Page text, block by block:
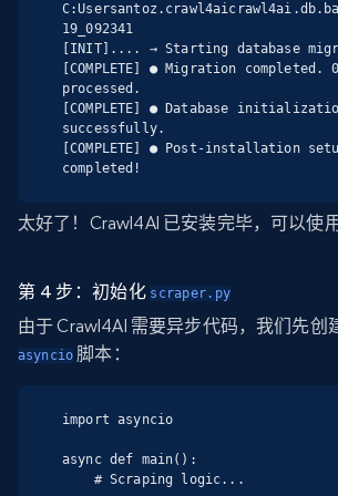
19_092341
[INIT].... → Starting database
[COMPLETE] ● Migration completed.
processed.
[COMPLETE] ● Database
successfully.
[COMPLETE] ● Post-installation
completed!
太好了！Crawl4AI 已安装完毕，可以使用
第 4 步：初始化 scraper.py
由于 Crawl4AI 需要异步代码，我们先创
asyncio 脚本：
import asyncio
async def main():